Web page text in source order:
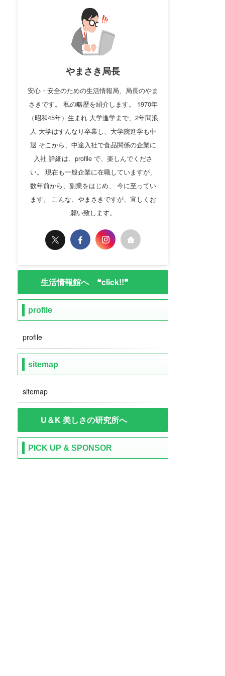
やまさき局長
安心・安全のための生活情報局、局長のやま
さきです。 私の略歴を紹介します。 1970年
（昭和45年）生まれ 大学進学まで、2年間浪
人 大学はすんなり卒業し、大学院進学も中
退 そこから、中途入社で食品関係の企業に
入社 詳細は、profile で、楽しんでくださ
い。 現在も一般企業に在職していますが、
数年前から、副業をはじめ、 今に至ってい
ます。 こんな、やまさきですが、宜しくお
願い致します。
生活情報館へ ❝click!!❞
profile
profile
sitemap
sitemap
U＆K 美しさの研究所へ
PICK UP & SPONSOR